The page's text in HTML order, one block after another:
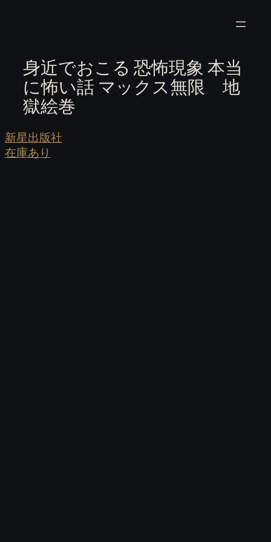
身近でおこる 恐怖現象 本当
に怖い話 マックス無限 地
獄絵巻
新星出版社
在庫あり